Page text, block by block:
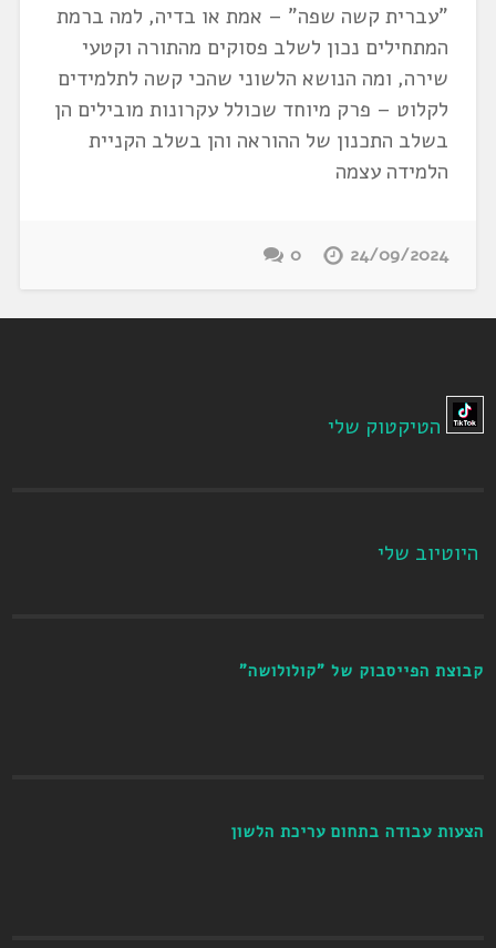
"עברית קשה שפה" – אמת או בדיה, למה ברמת
המתחילים נכון לשלב פסוקים מהתורה וקטעי
שירה, ומה הנושא הלשוני שהכי קשה לתלמידים
לקלוט – פרק מיוחד שכולל עקרונות מובילים הן
בשלב התכנון של ההוראה והן בשלב הקניית
הלמידה עצמה
24/09/2024
0
הטיקטוק שלי
היוטיוב שלי
קבוצת הפייסבוק של "קולולושה"
הצעות עבודה בתחום עריכת הלשון